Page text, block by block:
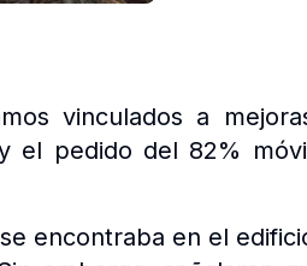
vinculados a
el pedido del 82%
encontraba en el